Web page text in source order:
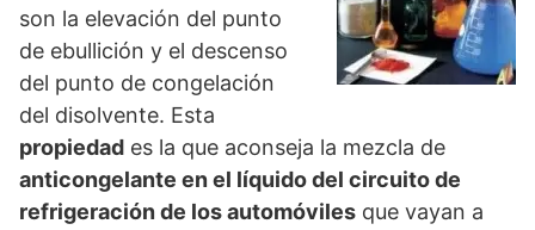
son la elevación del punto
de ebullición y el descenso
del punto de congelación
del disolvente. Esta
propiedad es la que aconseja la mezcla de
anticongelante en el líquido del circuito de
refrigeración de los automóviles que vayan a